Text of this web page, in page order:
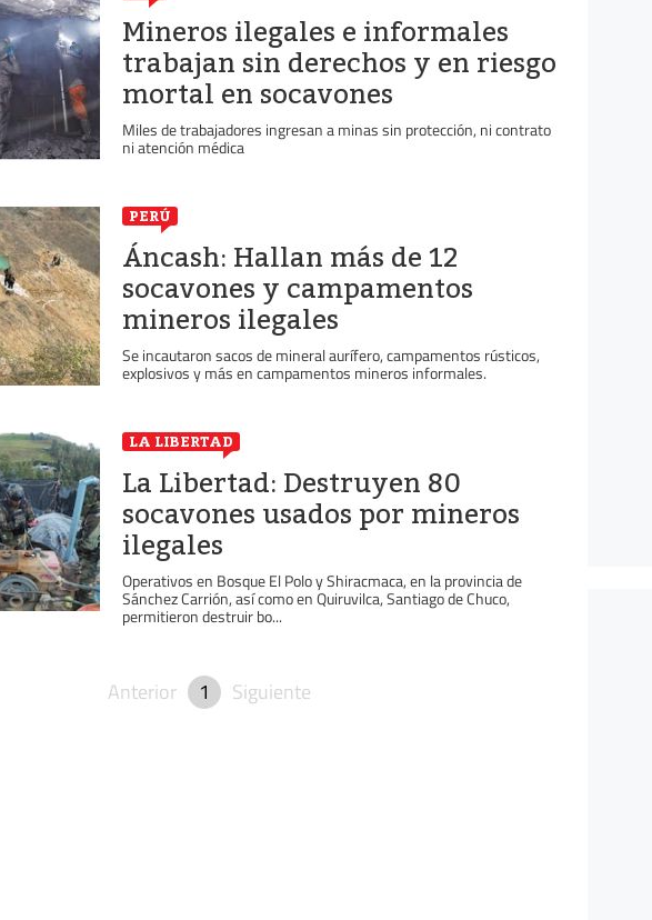
Mineros ilegales e informales
trabajan sin derechos y en riesgo
mortal en socavones
Miles de trabajadores ingresan a minas sin protección, ni contrato
ni atención médica
PERÚ
Áncash: Hallan más de 12
socavones y campamentos
mineros ilegales
Se incautaron sacos de mineral aurífero, campamentos rústicos,
explosivos y más en campamentos mineros informales.
LA LIBERTAD
La Libertad: Destruyen 80
socavones usados por mineros
ilegales
Operativos en Bosque El Polo y Shiracmaca, en la provincia de
Sánchez Carrión, así como en Quiruvilca, Santiago de Chuco,
permitieron destruir bo...
Anterior 1 Siguiente